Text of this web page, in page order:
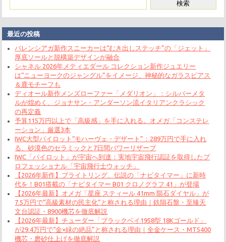
最近の投稿
バレンシアガ新作スニーカーは“むき出しステッチ”の「ジェット」
厚底ソールと脱構築デザインが融合
シャネル 2026年メティエダール コレクション新作ジュエリー
は“ニューヨークのジャングル”をイメージ、神秘的なガラスピアス
＆鹿モチーフも
ディオール新作メンズローファー「メダリオン」：シルバーメタ
ルが煌めく、ジョナサン・アンダーソン流イタリアンクラシック
の再定義
予算115万円以上で「高級感」を手に入れる。オメガ「コンステレ
ーション」厳選3本
IWC大型パイロット“モハーヴェ・デザート”：289万円で手に入れ
る、砂漠色のセラミックと7日間パワーリザーブ
IWC「パイロット」が宇宙へ到達：実地宇宙飛行認証を取得したプ
ロフェッショナル「宇宙飛行士ウォッチ」
【2026年新作】ブライトリング、伝説の「ナビタイマー」に新時
代を！B01搭載の「ナビタイマー B01 クロノグラフ 41」が登場
【2026年最新】オメガ「星座 スティール 41mm 陨石ダイヤル」が
7.5万円で“高級素材の民主化”と称される理由｜鉄隕石盤・至臻天
文台認証・8900機芯を徹底解説
【2026年最新】チューダー「ブラックベイ1958型 18Kゴールド」
が29.4万円で“金×緑の絶品”と称される理由｜全金ケース・MT5400
機芯・磨砂仕上げを徹底解説